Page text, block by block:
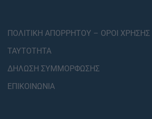
ΠΟΛΙΤΙΚΗ ΑΠΟΡΡΗΤΟΥ – ΟΡΟΙ ΧΡΗΣΗΣ
ΤΑΥΤΟΤΗΤΑ
ΔΗΛΩΣΗ ΣΥΜΜΟΡΦΩΣΗΣ
ΕΠΙΚΟΙΝΩΝΙΑ